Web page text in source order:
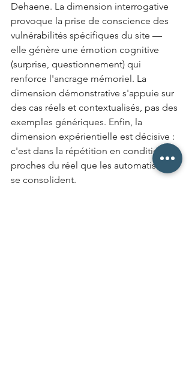
Dehaene. La dimension interrogative
provoque la prise de conscience des
vulnérabilités spécifiques du site —
elle génère une émotion cognitive
(surprise, questionnement) qui
renforce l'ancrage mémoriel. La
dimension démonstrative s'appuie sur
des cas réels et contextualisés, pas des
exemples génériques. Enfin, la
dimension expérientielle est décisive :
c'est dans la répétition en conditions
proches du réel que les automatismes
se consolident.